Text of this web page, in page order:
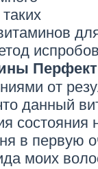
от
данный
состояния
в первую
моих